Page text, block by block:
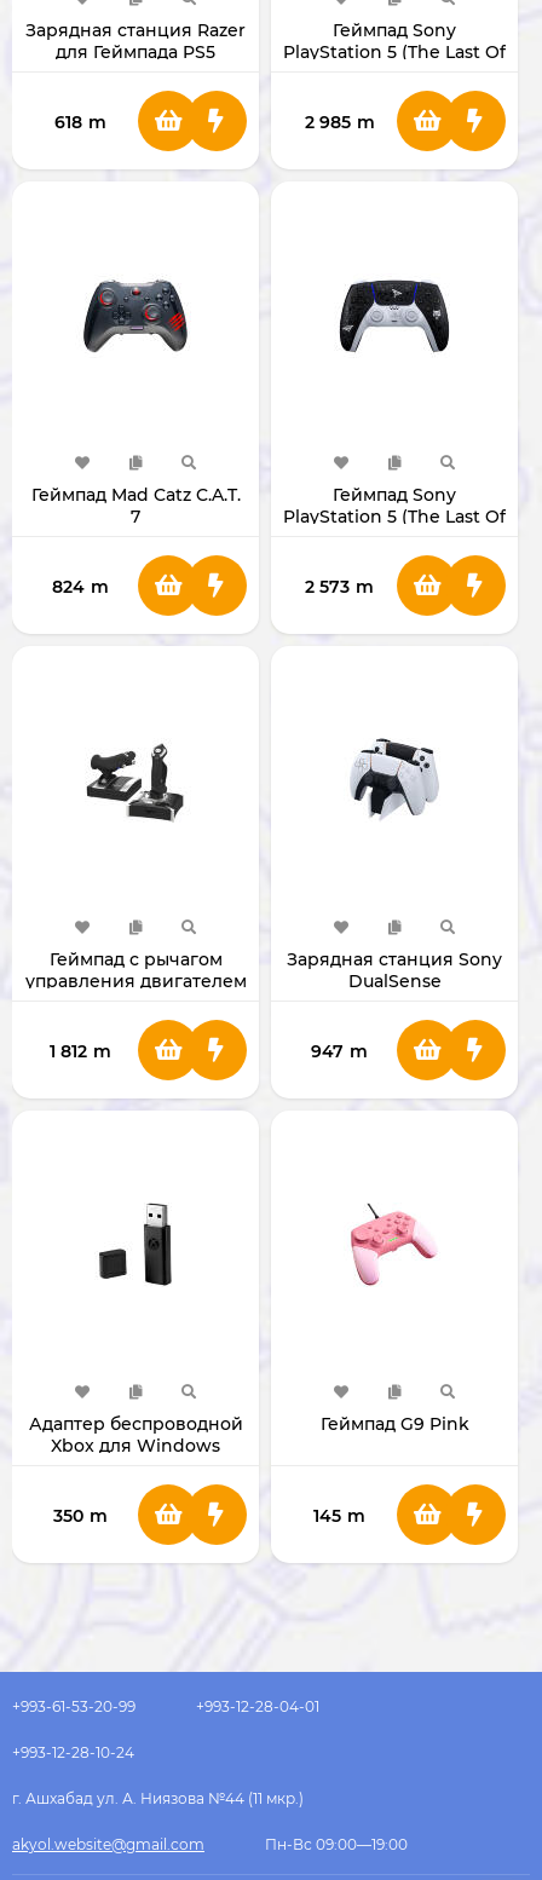
Зарядная станция Razer
для Геймпада PS5
618 m
Геймпад Sony
PlayStation 5 (The Last Of
2 985 m
Геймпад Mad Catz C.A.T.
7
824 m
Геймпад Sony
PlayStation 5 (The Last Of
2 573 m
Геймпад c рычагом
управления двигателем
1 812 m
Зарядная станция Sony
DualSense
947 m
Адаптер беспроводной
Xbox для Windows
350 m
Геймпад G9 Pink
145 m
+993-61-53-20-99 +993-12-28-04-01
+993-12-28-10-24
г. Ашхабад ул. А. Ниязова №44 (11 мкр.)
akyol.website@gmail.com Пн-Вс 09:00—19:00